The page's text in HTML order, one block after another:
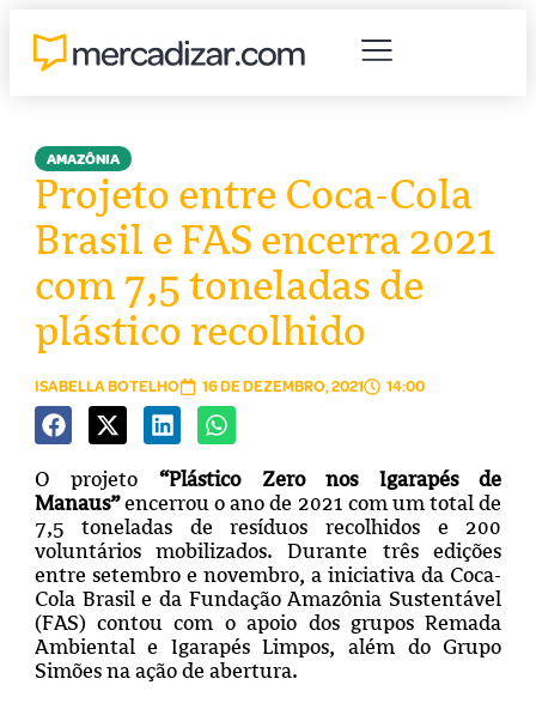
AMAZÔNIA
Projeto entre Coca-Cola
Brasil e FAS encerra 2021
com 7,5 toneladas de
plástico recolhido
ISABELLA BOTELHO 16 DE DEZEMBRO, 2021 14:00
O projeto “Plástico Zero nos Igarapés de
Manaus”encerrou o ano de 2021 com um total de
7,5 toneladas de resíduos recolhidos e 200
voluntários mobilizados. Durante três edições
entre setembro e novembro, a iniciativa da Coca-
Cola Brasil e da Fundação Amazônia Sustentável
(FAS) contou com o apoio dos grupos Remada
Ambiental e Igarapés Limpos, além do Grupo
Simões na ação de abertura.